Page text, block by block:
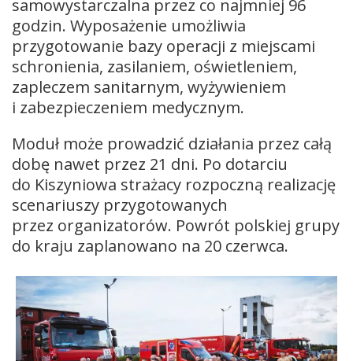
samowystarczalna przez co najmniej 96
godzin. Wyposażenie umożliwia
przygotowanie bazy operacji z miejscami
schronienia, zasilaniem, oświetleniem,
zapleczem sanitarnym, wyżywieniem
i zabezpieczeniem medycznym.
Moduł może prowadzić działania przez całą
dobę nawet przez 21 dni. Po dotarciu
do Kiszyniowa strażacy rozpoczną realizację
scenariuszy przygotowanych
przez organizatorów. Powrót polskiej grupy
do kraju zaplanowano na 20 czerwca.